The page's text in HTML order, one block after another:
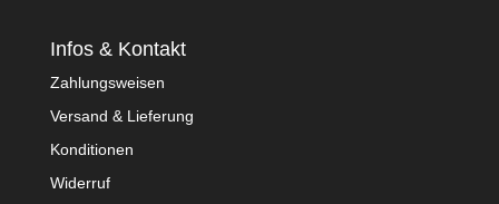
Infos & Kontakt
Zahlungsweisen
Versand & Lieferung
Konditionen
Widerruf